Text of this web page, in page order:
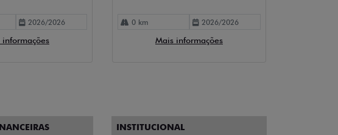
2026/2026
informações
0 km 2026/2026
Mais informações
INSTITUCIONAL